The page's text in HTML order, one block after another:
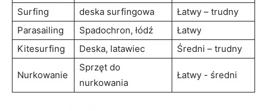
Surfing deska surfingowa
Łatwy – trudny
Parasailing
Spadochron, łódź
Łatwy
Kitesurfing
Deska, latawiec Średni – ‌trudny
Nurkowanie
Sprzęt do
nurkowania
Łatwy ‌- średni